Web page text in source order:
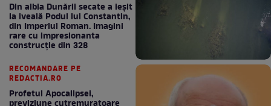
Din albia Dunării secate a ieșit
la iveală Podul lui Constantin,
din Imperiul Roman. Imagini
rare cu impresionanta
construcție din 328
RECOMANDARE PE
REDACTIA.RO
Profetul Apocalipsei,